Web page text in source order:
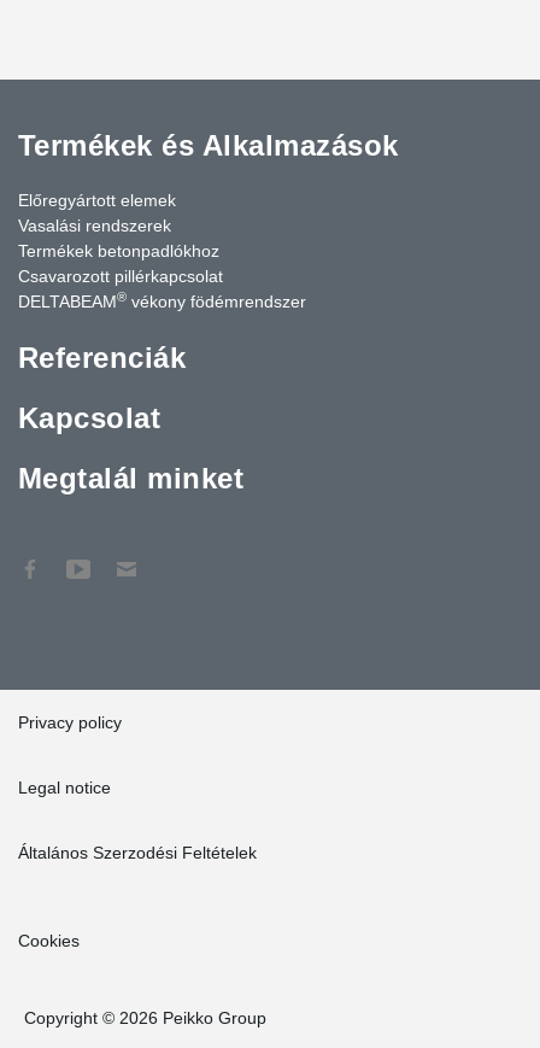
Termékek és Alkalmazások
Előregyártott elemek
Vasalási rendszerek
Termékek betonpadlókhoz
Csavarozott pillérkapcsolat
DELTABEAM® vékony födémrendszer
Referenciák
Kapcsolat
Megtalál minket
Privacy policy
Legal notice
Általános Szerzodési Feltételek
Cookies
Copyright © 2026 Peikko Group